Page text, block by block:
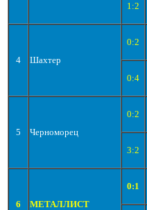
1:2
4 Шахтер
0:2
0:4
5 Черноморец
0:2
3:2
6 МЕТАЛЛИСТ
0:1